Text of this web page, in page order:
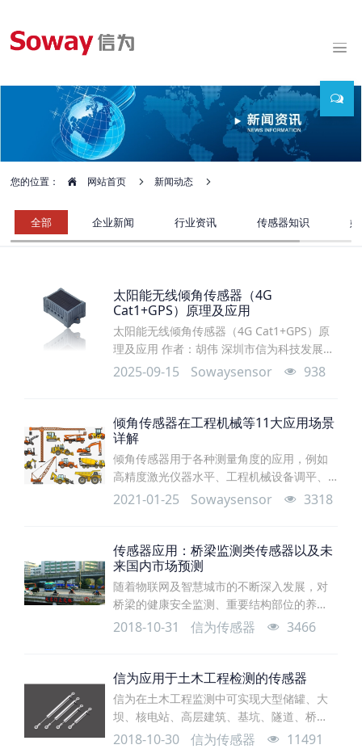
您的位置： 网站首页 新闻动态
全部 企业新闻 行业资讯 传感器知识
太阳能无线倾角传感器（4G
Cat1+GPS）原理及应用
太阳能无线倾角传感器（4G Cat1+GPS）原
理及应用 作者：胡伟 深圳市信为科技发展有
限公司(嵌入式软件工程师)概述随着我国国民
经济的高速发展，自动化程度的不断提高，
技术太阳能无线倾角传感器产品具有广阔的
前景。该产品具有精度高，动态特性好，工
作可靠，使用寿命长、安装方便等特点。太
阳能无线倾角传感器凭借高精度、稳定性
好、防水抗冲击等特点，适用于恶劣环境，
广泛
2025-09-15 Sowaysensor 938
倾角传感器在工程机械等11大应用场景
详解
倾角传感器用于各种测量角度的应用，例如
高精度激光仪器水平、工程机械设备调平、
远距离测距仪器、高空平台安全保护、定向
卫星通讯天线的俯仰角测量、船舶航行姿态
倾斜监测、火炮炮管初射角度测量、雷达车
辆平台检测、卫星通讯车姿态检测等等。
2021-01-25 Sowaysensor 3318
传感器应用：桥梁监测类传感器以及未
来国内市场预测
随着物联网及智慧城市的不断深入发展，对
桥梁的健康安全监测、重要结构部位的养
护，都已离不开对传感器的应用。通过在桥
成功的应用。信为在此类应用方面也推出了
一系列传感器
2018-10-31 信为传感器 3466
信为应用于土木工程检测的传感器
信为在土木工程监测中可实现大型储罐、大
坝、核电站、高层建筑、基坑、隧道、桥
梁、地铁等垂直位移（沉降）、倾斜的监
2018-10-30 信为传感器 11491